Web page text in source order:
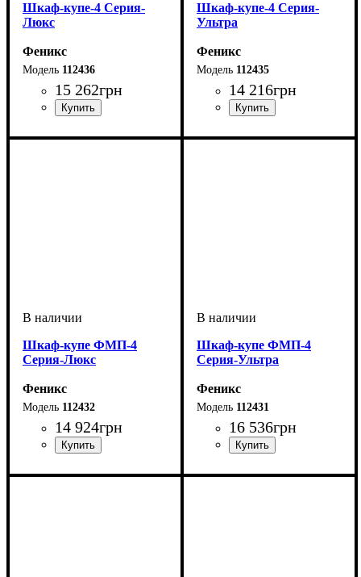
Шкаф-купе-4 Серия-
Люкс
Феникс
112436
15 262грн
Шкаф-купе-4 Серия-
Ультра
Феникс
112435
14 216грн
Шкаф-купе ФМП-4
Серия-Люкс
Феникс
112432
14 924грн
Шкаф-купе ФМП-4
Серия-Ультра
Феникс
112431
16 536грн